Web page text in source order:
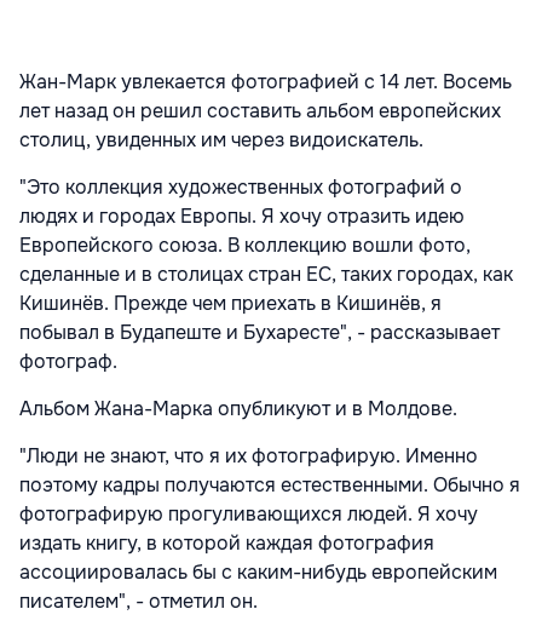
Жан-Марк увлекается фотографией с 14 лет. Восемь
лет назад он решил составить альбом европейских
столиц, увиденных им через видоискатель.
"Это коллекция художественных фотографий о
людях и городах Европы. Я хочу отразить идею
Европейского союза. В коллекцию вошли фото,
сделанные и в столицах стран ЕС, таких городах, как
Кишинёв. Прежде чем приехать в Кишинёв, я
побывал в Будапеште и Бухаресте", - рассказывает
фотограф.
Альбом Жана-Марка опубликуют и в Молдове.
"Люди не знают, что я их фотографирую. Именно
поэтому кадры получаются естественными. Обычно я
фотографирую прогуливающихся людей. Я хочу
издать книгу, в которой каждая фотография
ассоциировалась бы с каким-нибудь европейским
писателем", - отметил он.